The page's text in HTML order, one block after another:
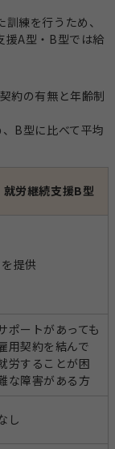
練を行うため、
援A型・B型では給
約の有無と年齢制
B型に比べて平均
就労継続支援B型
提供
ポートがあっても
用契約を結んで
労することが困
な障害がある方
し